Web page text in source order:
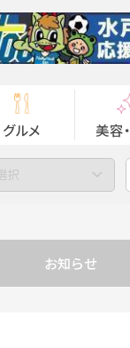
グルメ 美容
択
お知らせ